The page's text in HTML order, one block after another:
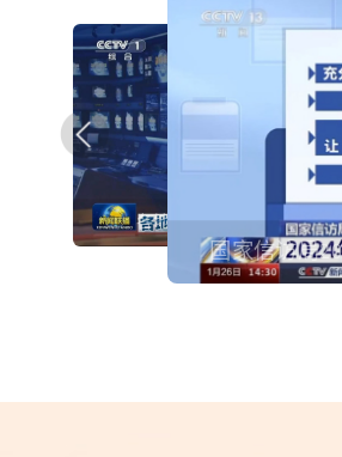
庆祝新中国成立75周年文
各地开展志愿服务活动 弘
国家信访局